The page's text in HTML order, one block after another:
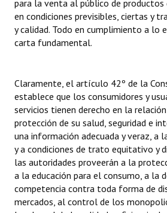
para la venta al público de productos
en condiciones previsibles, ciertas y
y calidad. Todo en cumplimiento a lo
carta fundamental.
Claramente, el artículo 42º de la
establece que los consumidores y
servicios tienen derecho en la
protección de su salud, seguridad e
una información adecuada y veraz, a
y a condiciones de trato equitativo y
las autoridades proveerán a la
a la educación para el consumo, a la
competencia contra toda forma de
mercados, al control de los